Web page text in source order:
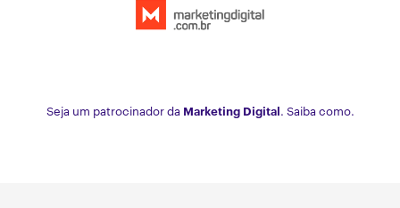
Seja um patrocinador da Marketing Digital. Saiba como.